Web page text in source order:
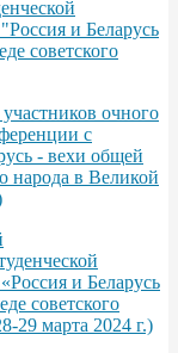
и Беларусь
советского
очного
с
- вехи общей
народа в Великой
и Беларусь
советского
29 марта 2024 г.)